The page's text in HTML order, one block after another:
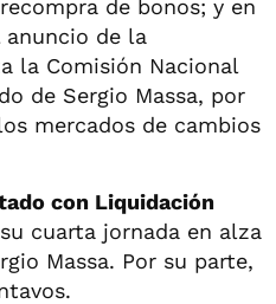
de bonos; y en
de la
la Comisión Nacional
de Sergio Massa, por
mercados de cambios
con Liquidación
cuarta jornada en alza
Massa. Por su parte,